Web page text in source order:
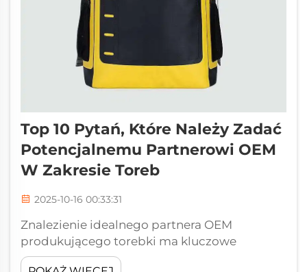
Top 10 Pytań, Które Należy Zadać
Potencjalnemu Partnerowi OEM
W Zakresie Toreb
2025-10-16 00:33:31
Znalezienie idealnego partnera OEM
produkującego torebki ma kluczowe
znaczenie dla Twojego biznesu. Spośród